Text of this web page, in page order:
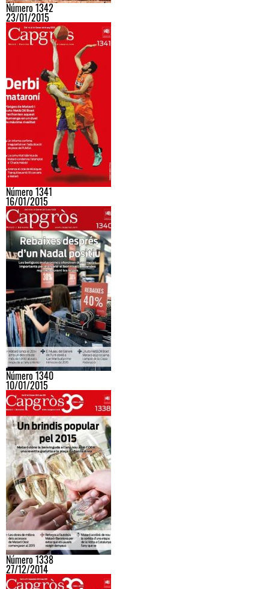
Número 1342
23/01/2015
Número 1341
16/01/2015
Número 1340
10/01/2015
Número 1338
27/12/2014